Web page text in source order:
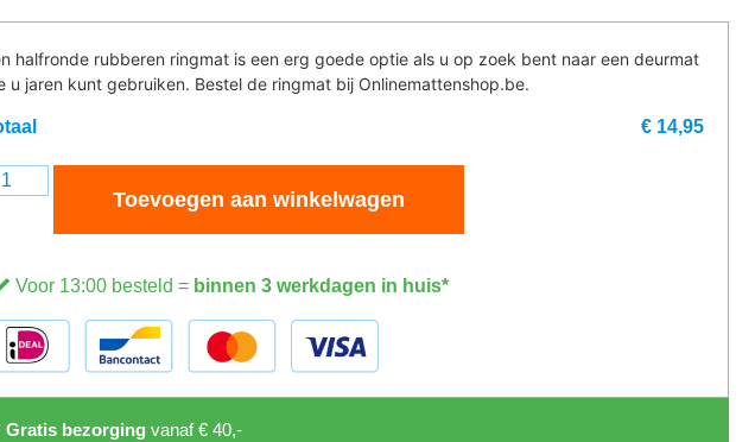
halfronde rubberen ringmat is een erg goede optie als u op zoek bent naar een deurmat
u jaren kunt gebruiken. Bestel de ringmat bij Onlinemattenshop.be.
€ 14,95
Toevoegen aan winkelwagen
Voor 13:00 besteld = binnen 3 werkdagen in huis*
Gratis bezorging vanaf € 40,-